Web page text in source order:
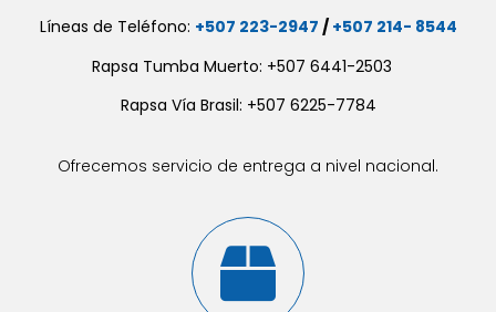
Líneas de Teléfono: +507 223-2947 / +507 214- 8544
Rapsa Tumba Muerto: +507 6441-2503
Rapsa Vía Brasil: +507 6225-7784
Ofrecemos servicio de entrega a nivel nacional.